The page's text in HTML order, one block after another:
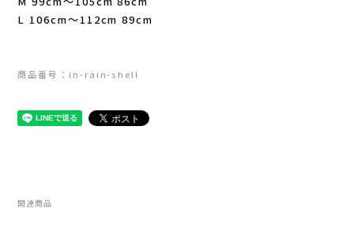
OLENO(オレノ)
L 106cm～112cm 89cm
商品番号：in-rain-shell
関連商品